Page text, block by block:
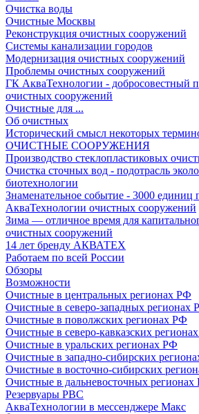
Очистка воды
Очистные Москвы
Реконструкция очистных сооружений
Системы канализации городов
Модернизация очистных сооружений
Проблемы очистных сооружений
ГК АкваТехнологии - добросовестный
очистных сооружений
Очистные для ...
Об очистных
Исторический смысл некоторых
ОЧИСТНЫЕ СООРУЖЕНИЯ
Производство стеклопластиковых
Очистка сточных вод - подотрасль
биотехнологии
Знаменательное событие - 3000
АкваТехнологии очистных сооружений
Зима — отличное время для
очистных сооружений
14 лет бренду АКВАТЕХ
Работаем по всей России
Обзоры
Возможности
Очистные в центральных регионах РФ
Очистные в северо-западных регионах
Очистные в поволжских регионах РФ
Очистные в северо-кавказских
Очистные в уральских регионах РФ
Очистные в западно-сибирских
Очистные в восточно-сибирских
Очистные в дальневосточных
Резервуары РВС
АкваТехнологии в мессенджере Макс